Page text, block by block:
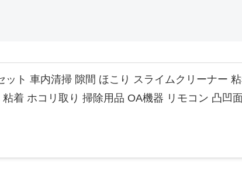
ット 車内清掃 隙間 ほこり スライムクリーナー
着 ホコリ取り 掃除用品 OA機器 リモコン 凸凹